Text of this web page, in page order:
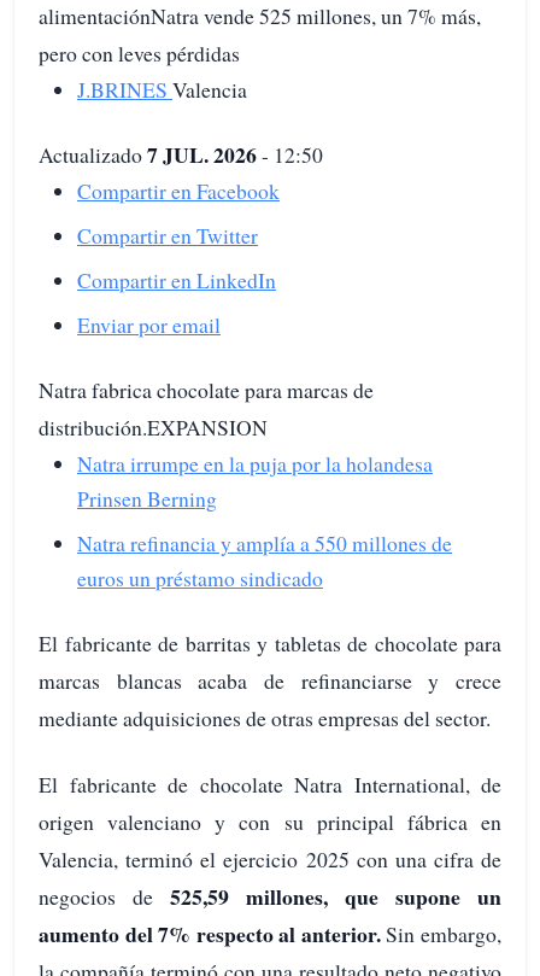
alimentaciónNatra vende 525 millones, un 7% más,
pero con leves pérdidas
J.BRINES Valencia
Actualizado7 JUL. 2026- 12:50
Compartir en Facebook
Compartir en Twitter
Compartir en LinkedIn
Enviar por email
Natra fabrica chocolate para marcas de
distribución.EXPANSION
Natra irrumpe en la puja por la holandesa
Prinsen Berning
Natra refinancia y amplía a 550 millones de
euros un préstamo sindicado
El fabricante de barritas y tabletas de chocolate para
marcas blancas acaba de refinanciarse y crece
mediante adquisiciones de otras empresas del sector.
El fabricante de chocolate Natra International, de
origen valenciano y con su principal fábrica en
Valencia, terminó el ejercicio 2025 con una cifra de
negocios de 525,59 millones, que supone un
aumento del 7% respecto al anterior.Sin embargo,